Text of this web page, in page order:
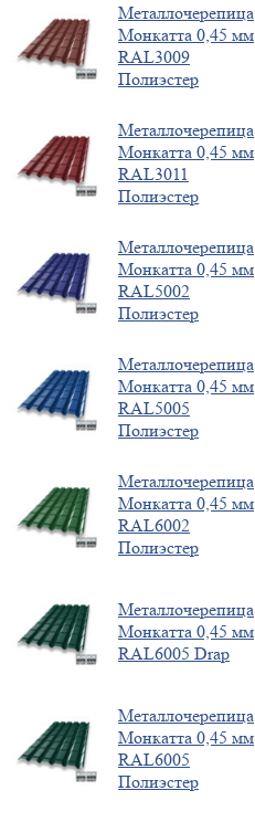
Металлочерепица
Монкатта 0,45 мм
RAL3009
Полиэстер
Металлочерепица
Монкатта 0,45 мм
RAL3011
Полиэстер
Металлочерепица
Монкатта 0,45 мм
RAL5002
Полиэстер
Металлочерепица
Монкатта 0,45 мм
RAL5005
Полиэстер
Металлочерепица
Монкатта 0,45 мм
RAL6002
Полиэстер
Металлочерепица
Монкатта 0,45 мм
RAL6005 Drap
Металлочерепица
Монкатта 0,45 мм
RAL6005
Полиэстер